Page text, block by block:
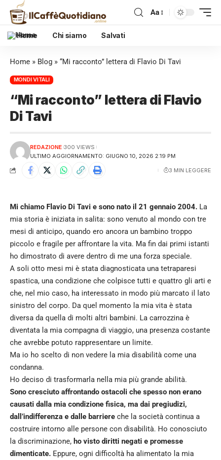
Aa
Home Chi siamo Salvati
Home » Blog » “Mi racconto” lettera di Flavio Di Tavi
MONDI VITALI
“Mi racconto” lettera di Flavio
Di Tavi
ULTIMO AGGIORNAMENTO: GIUGNO 10, 2026 2:19 PM
REDAZIONE 300 VIEWS
3 MIN LEGGERE
Mi chiamo Flavio Di Tavi e sono nato il 21 gennaio 2004. La
mia storia è iniziata in salita: sono venuto al mondo con tre
mesi di anticipo, quando ero ancora un bambino troppo
piccolo e fragile per affrontare la vita. Ma fin dai primi istanti
ho dimostrato di avere dentro di me una forza speciale.
A soli otto mesi mi è stata diagnosticata una tetraparesi
spastica, una condizione che colpisce tutti e quattro gli arti e
che, nel mio caso, ha interessato in modo più marcato il lato
sinistro del corpo. Da quel momento la mia vita è stata
diversa da quella di molti altri bambini. La carrozzina è
diventata la mia compagna di viaggio, una presenza costante
che avrebbe potuto rappresentare un limite.
Ma io ho scelto di non vedere la mia disabilità come una
condanna.
Ho deciso di trasformarla nella mia più grande abilità.
Sono cresciuto affrontando ostacoli che spesso non erano
causati dalla mia condizione fisica, ma dai pregiudizi,
dall’indifferenza e dalle barriere che la società continua a
costruire intorno alle persone con disabilità. Ho conosciuto
la discriminazione, ho visto diritti negati e promesse
dimenticate. Eppure, ogni difficoltà ha alimentato la mia